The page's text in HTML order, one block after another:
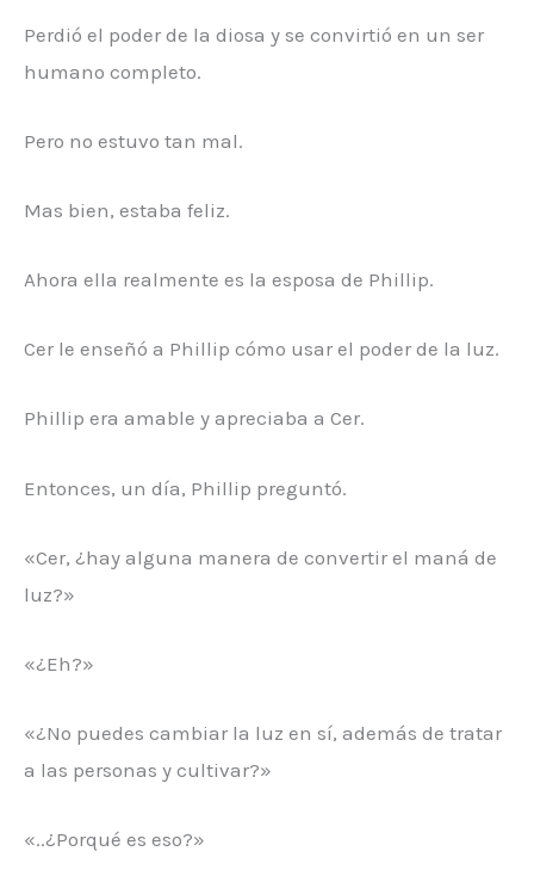
Perdió el poder de la diosa y se convirtió en un ser
humano completo.
Pero no estuvo tan mal.
Mas bien, estaba feliz.
Ahora ella realmente es la esposa de Phillip.
Cer le enseñó a Phillip cómo usar el poder de la luz.
Phillip era amable y apreciaba a Cer.
Entonces, un día, Phillip preguntó.
«Cer, ¿hay alguna manera de convertir el maná de
luz?»
«¿Eh?»
«¿No puedes cambiar la luz en sí, además de tratar
a las personas y cultivar?»
«..¿Porqué es eso?»